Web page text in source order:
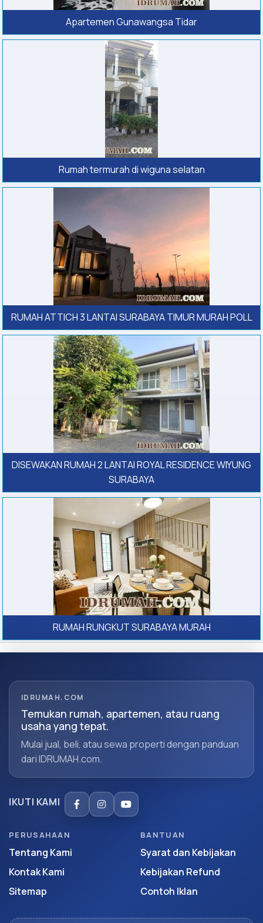
Apartemen Gunawangsa Tidar
Rumah termurah di wiguna selatan
RUMAH ATTICH 3 LANTAI SURABAYA TIMUR MURAH POLL
DISEWAKAN RUMAH 2 LANTAI ROYAL RESIDENCE WIYUNG
SURABAYA
RUMAH RUNGKUT SURABAYA MURAH
IDRUMAH.COM
Temukan rumah, apartemen, atau ruang
usaha yang tepat.
Mulai jual, beli, atau sewa properti dengan panduan
dari IDRUMAH.com.
IKUTI KAMI
PERUSAHAAN
Tentang Kami
Kontak Kami
Sitemap
BANTUAN
Syarat dan Kebijakan
Kebijakan Refund
Contoh Iklan